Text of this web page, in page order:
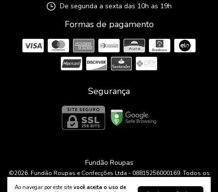
Ao navegar por este site você aceita o uso de
De segunda a sexta das 10h as 19h
Formas de pagamento
Segurança
Fundão Roupas
©2026. Fundão Roupas e Confecções Ltda - 08815256000169. Todos os